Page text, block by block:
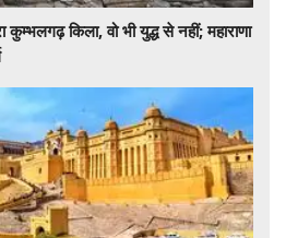
किला, वो भी युद्ध से नहीं; महाराणा